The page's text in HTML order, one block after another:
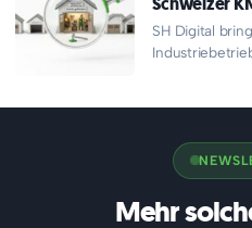
SH Digital
Mehr